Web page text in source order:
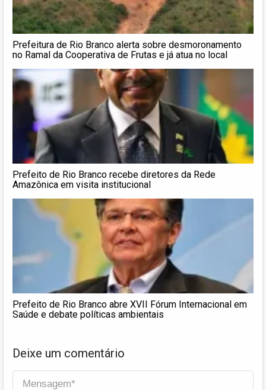
Prefeitura de Rio Branco alerta sobre desmoronamento
no Ramal da Cooperativa de Frutas e já atua no local
Prefeito de Rio Branco recebe diretores da Rede
Amazônica em visita institucional
Prefeito de Rio Branco abre XVII Fórum Internacional em
Saúde e debate políticas ambientais
Deixe um comentário